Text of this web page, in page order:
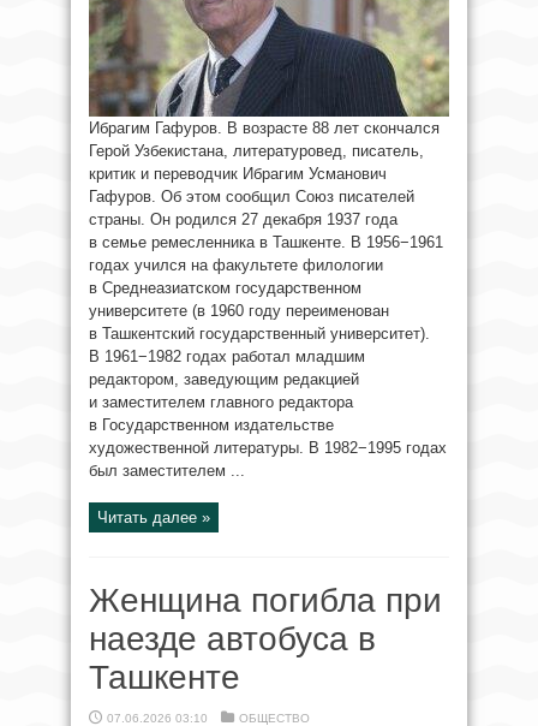
Ибрагим Гафуров. В возрасте 88 лет скончался
Герой Узбекистана, литературовед, писатель,
критик и переводчик Ибрагим Усманович
Гафуров. Об этом сообщил Союз писателей
страны. Он родился 27 декабря 1937 года
в семье ремесленника в Ташкенте. В 1956−1961
годах учился на факультете филологии
в Среднеазиатском государственном
университете (в 1960 году переименован
в Ташкентский государственный университет).
В 1961−1982 годах работал младшим
редактором, заведующим редакцией
и заместителем главного редактора
в Государственном издательстве
художественной литературы. В 1982−1995 годах
был заместителем ...
Читать далее »
Женщина погибла при
наезде автобуса в
Ташкенте
07.06.2026 03:10 ОБЩЕСТВО